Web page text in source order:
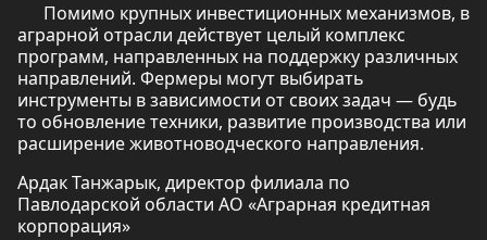
Помимо крупных инвестиционных механизмов, в
аграрной отрасли действует целый комплекс
программ, направленных на поддержку различных
направлений. Фермеры могут выбирать
инструменты в зависимости от своих задач — будь
то обновление техники, развитие производства или
расширение животноводческого направления.
Ардак Танжарык, директор филиала по
Павлодарской области АО «Аграрная кредитная
корпорация»